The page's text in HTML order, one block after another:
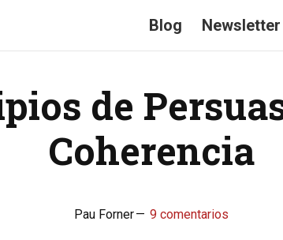
Blog Newsletter
de
Coherencia
Pau Forner 9 comentarios